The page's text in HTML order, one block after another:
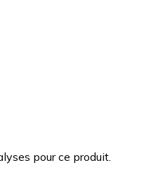
pour ce produit.